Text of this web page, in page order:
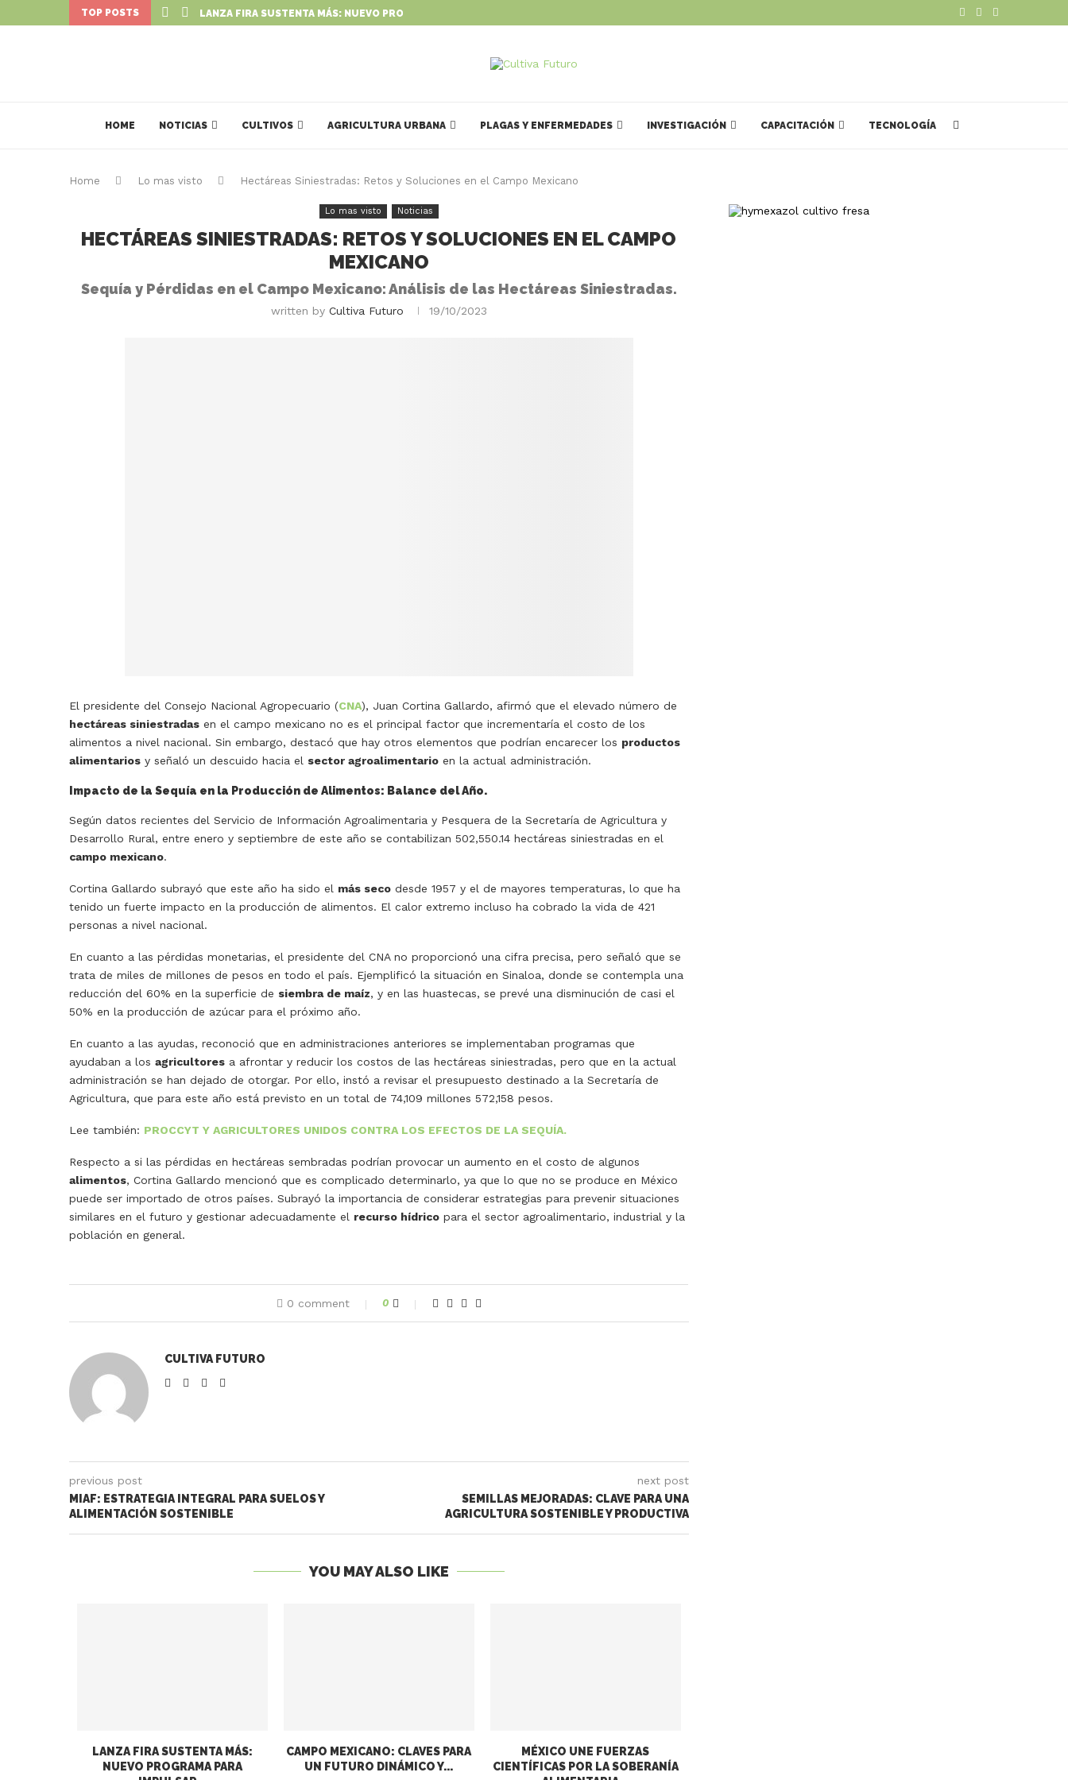
TOP POSTS LANZA FIRA SUSTENTA MÁS: NUEVO PROGRAMA PARA IMPULSAR...
HOME NOTICIAS CULTIVOS AGRICULTURA URBANA PLAGAS Y ENFERMEDADES INVESTIGACIÓN CAPACITACIÓN TECNOLOGÍA
Home Lo mas visto Hectáreas Siniestradas: Retos y Soluciones en el Campo Mexicano
Lo mas visto Noticias
HECTÁREAS SINIESTRADAS: RETOS Y SOLUCIONES EN EL CAMPO
MEXICANO
Sequía y Pérdidas en el Campo Mexicano: Análisis de las Hectáreas Siniestradas.
written by Cultiva Futuro 19/10/2023
El presidente del Consejo Nacional Agropecuario (CNA), Juan Cortina Gallardo, afirmó que el elevado número de
hectáreas siniestradas en el campo mexicano no es el principal factor que incrementaría el costo de los
alimentos a nivel nacional. Sin embargo, destacó que hay otros elementos que podrían encarecer los productos
alimentarios y señaló un descuido hacia el sector agroalimentario en la actual administración.
Impacto de la Sequía en la Producción de Alimentos: Balance del Año.
Según datos recientes del Servicio de Información Agroalimentaria y Pesquera de la Secretaría de Agricultura y
Desarrollo Rural, entre enero y septiembre de este año se contabilizan 502,550.14 hectáreas siniestradas en el
campo mexicano.
Cortina Gallardo subrayó que este año ha sido el más seco desde 1957 y el de mayores temperaturas, lo que ha
tenido un fuerte impacto en la producción de alimentos. El calor extremo incluso ha cobrado la vida de 421
personas a nivel nacional.
En cuanto a las pérdidas monetarias, el presidente del CNA no proporcionó una cifra precisa, pero señaló que se
trata de miles de millones de pesos en todo el país. Ejemplificó la situación en Sinaloa, donde se contempla una
reducción del 60% en la superficie de siembra de maíz, y en las huastecas, se prevé una disminución de casi el
50% en la producción de azúcar para el próximo año.
En cuanto a las ayudas, reconoció que en administraciones anteriores se implementaban programas que
ayudaban a los agricultores a afrontar y reducir los costos de las hectáreas siniestradas, pero que en la actual
administración se han dejado de otorgar. Por ello, instó a revisar el presupuesto destinado a la Secretaría de
Agricultura, que para este año está previsto en un total de 74,109 millones 572,158 pesos.
Lee también: PROCCYT Y AGRICULTORES UNIDOS CONTRA LOS EFECTOS DE LA SEQUÍA.
Respecto a si las pérdidas en hectáreas sembradas podrían provocar un aumento en el costo de algunos
alimentos, Cortina Gallardo mencionó que es complicado determinarlo, ya que lo que no se produce en México
puede ser importado de otros países. Subrayó la importancia de considerar estrategias para prevenir situaciones
similares en el futuro y gestionar adecuadamente el recurso hídrico para el sector agroalimentario, industrial y la
población en general.
0 comment 0
CULTIVA FUTURO
previous post
MIAF: ESTRATEGIA INTEGRAL PARA SUELOS Y
ALIMENTACIÓN SOSTENIBLE
next post
SEMILLAS MEJORADAS: CLAVE PARA UNA
AGRICULTURA SOSTENIBLE Y PRODUCTIVA
YOU MAY ALSO LIKE
LANZA FIRA SUSTENTA MÁS:
NUEVO PROGRAMA PARA
CAMPO MEXICANO: CLAVES PARA
UN FUTURO DINÁMICO Y...
MÉXICO UNE FUERZAS
CIENTÍFICAS POR LA SOBERANÍA